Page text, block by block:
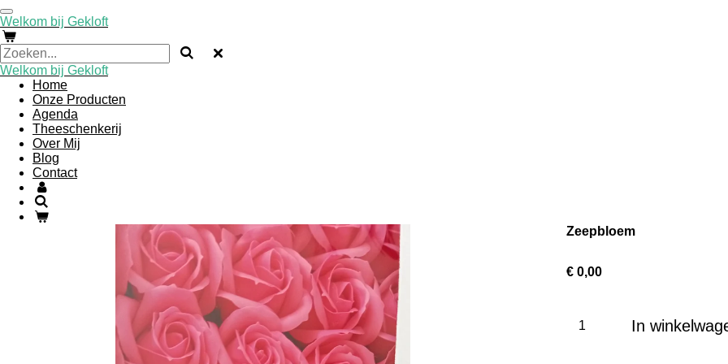
Ga
direct
naar
de
hoofdinhoud
Welkom bij Gekloft
Welkom bij Gekloft
Home
Onze Producten
Agenda
Theeschenkerij
Over Mij
Blog
Contact
Zeepbloem
€ 0,00
In